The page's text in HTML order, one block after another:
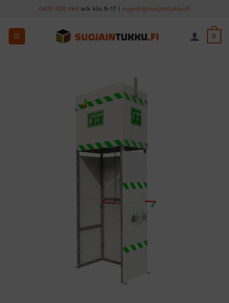
content
0400 600 484 ark klo 9-17 | myynti@suojaintukku.fi
0